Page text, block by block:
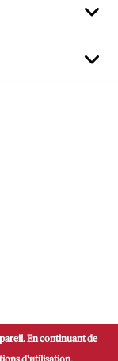
En continuant de